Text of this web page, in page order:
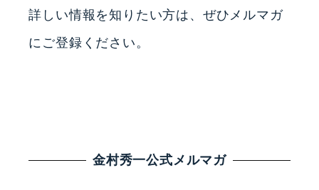
詳しい情報を知りたい方は、ぜひメルマガ
にご登録ください。
金村秀一公式メルマガ